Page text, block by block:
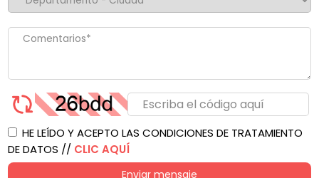
HE LEÍDO Y ACEPTO LAS CONDICIONES DE TRATAMIENTO
DE DATOS // CLIC AQUÍ
Enviar mensaje